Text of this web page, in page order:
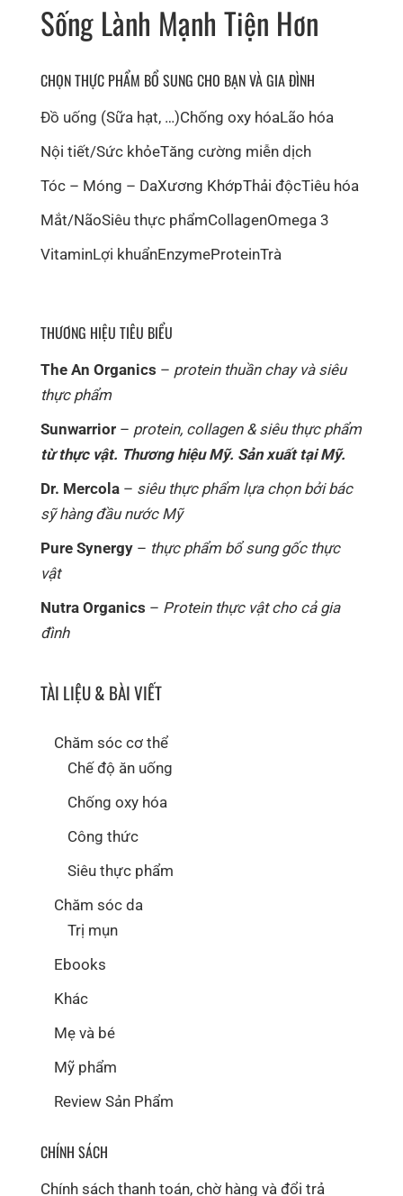
Sống Lành Mạnh Tiện Hơn
CHỌN THỰC PHẨM BỔ SUNG CHO BẠN VÀ GIA ĐÌNH
Đồ uống (Sữa hạt, …)Chống oxy hóaLão hóa
Nội tiết/Sức khỏeTăng cường miễn dịch
Tóc – Móng – DaXương KhớpThải độcTiêu hóa
Mắt/NãoSiêu thực phẩmCollagenOmega 3
VitaminLợi khuẩnEnzymeProteinTrà
THƯƠNG HIỆU TIÊU BIỂU
The An Organics – protein thuần chay và siêu
thực phẩm
Sunwarrior – protein, collagen & siêu thực phẩm
từ thực vật. Thương hiệu Mỹ. Sản xuất tại Mỹ.
Dr. Mercola – siêu thực phẩm lựa chọn bởi bác
sỹ hàng đầu nước Mỹ
Pure Synergy – thực phẩm bổ sung gốc thực
vật
Nutra Organics – Protein thực vật cho cả gia
đình
TÀI LIỆU & BÀI VIẾT
Chăm sóc cơ thể
Chế độ ăn uống
Chống oxy hóa
Công thức
Siêu thực phẩm
Chăm sóc da
Trị mụn
Ebooks
Khác
Mẹ và bé
Mỹ phẩm
Review Sản Phẩm
CHÍNH SÁCH
Chính sách thanh toán, chờ hàng và đổi trả